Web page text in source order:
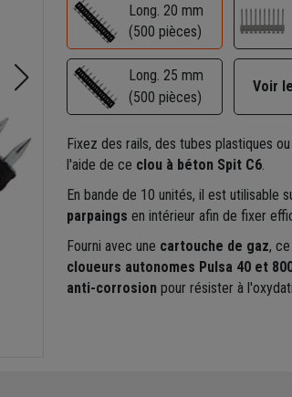
Long. 20 mm
(500 pièces)
Long. 25 mm
(500 pièces)
Voir
Fixez des rails, des tubes plastiques
l'aide de ce clou à béton Spit C6.
En bande de 10 unités, il est utilisable
parpaings en intérieur afin de fixer
Fourni avec une cartouche de gaz,
cloueurs autonomes Pulsa 40 et
anti-corrosion pour résister à